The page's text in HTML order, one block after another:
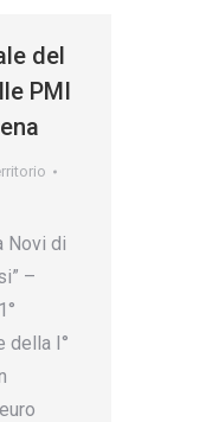
del
PMI
Novi di
–
della I°